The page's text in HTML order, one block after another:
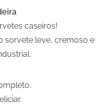
caseiros!
sorvete leve, cremoso e